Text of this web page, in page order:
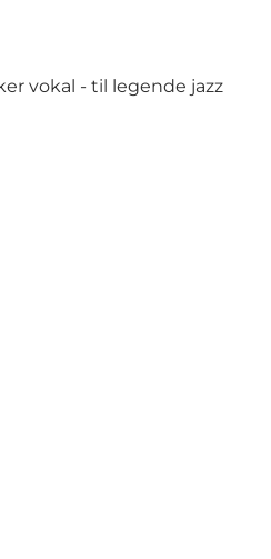
vokal - til legende jazz